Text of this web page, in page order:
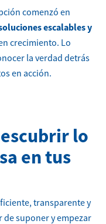
comenzó en
escalables y
crecimiento. Lo
la verdad detrás
en acción.
lo
en tus
transparente y
de suponer y empezar